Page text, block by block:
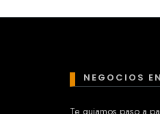
NEGOCIOS